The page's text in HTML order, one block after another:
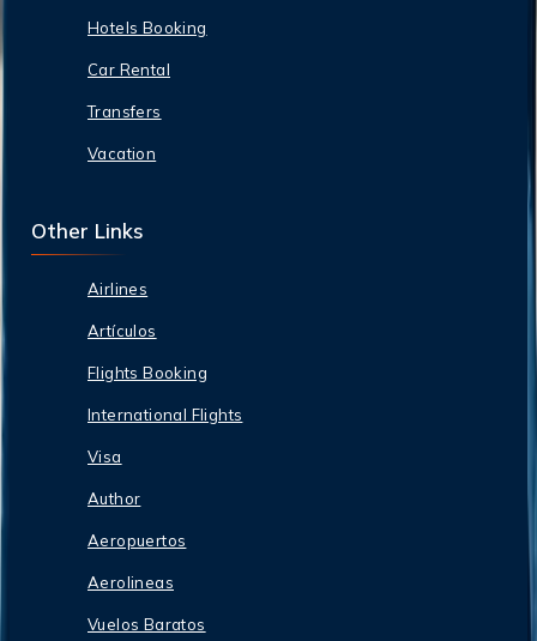
Hotels Booking
Car Rental
Transfers
Vacation
Other Links
Airlines
Artículos
Flights Booking
International Flights
Visa
Author
Aeropuertos
Aerolineas
Vuelos Baratos